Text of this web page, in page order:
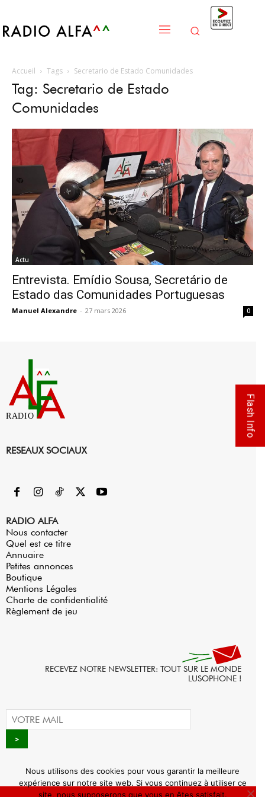
Accueil Tags Secretario de Estado Comunidades
Tag: Secretario de Estado
Comunidades
Actu
Entrevista. Emídio Sousa, Secretário de
Estado das Comunidades Portuguesas
Manuel Alexandre - 27 mars 2026 0
RADIO
RESEAUX SOCIAUX
RADIO ALFA
Nous contacter
Quel est ce titre
Annuaire
Petites annonces
Boutique
Mentions Légales
Charte de confidentialité
Règlement de jeu
RECEVEZ NOTRE NEWSLETTER: TOUT SUR LE MONDE
LUSOPHONE !
Flash Info
Nous utilisons des cookies pour vous garantir la meilleure
expérience sur notre site web. Si vous continuez à utiliser ce
site, nous supposerons que vous en êtes satisfait.